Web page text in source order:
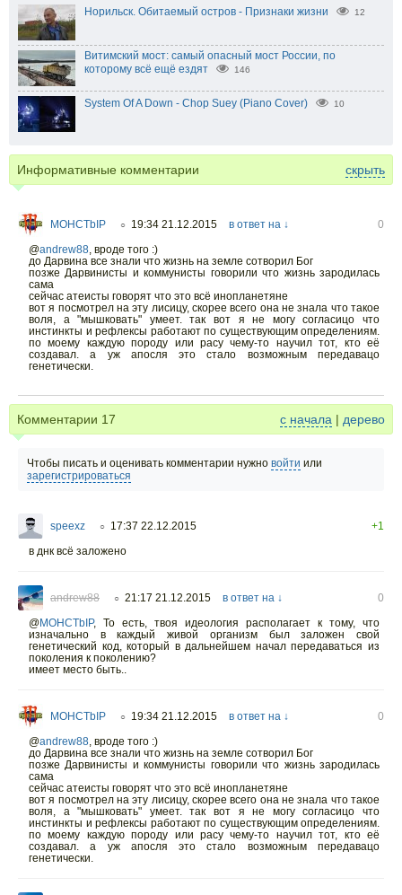
Норильск. Обитаемый остров - Признаки жизни 12
Витимский мост: самый опасный мост России, по
которому всё ещё ездят
146
System Of A Down - Chop Suey (Piano Cover) 10
Информативные комментарии скрыть
MOHCTbIP ○ 19:34 21.12.2015 в ответ на ↓
0
@andrew88 вроде того :)
до Дарвина все знали что жизнь на земле сотворил Бог
позже Дарвинисты и коммунисты говорили что жизнь зародилась
сама
сейчас атеисты говорят что это всё инопланетяне
вот я посмотрел на эту лисицу, скорее всего она не знала что такое
воля, а "мышковать" умеет. так вот я не могу согласицо что
инстинкты и рефлексы работают по существующим определениям.
по моему каждую породу или расу чему-то научил тот, кто её
создавал. а уж апосля это стало возможным передавацо
генетически.
Комментарии 17 с начала | дерево
Чтобы писать и оценивать комментарии нужно войти или
зарегистрироваться
speexz ○ 17:37 22.12.2015
+1
в днк всё заложено
andrew88 ○ 21:17 21.12.2015 в ответ на ↓
0
@MOHCTbIP, То есть, твоя идеология располагает к тому, что
изначально в каждый живой организм был заложен свой
генетический код, который в дальнейшем начал передаваться из
поколения к поколению?
имеет место быть..
MOHCTbIP ○ 19:34 21.12.2015 в ответ на ↓
0
@andrew88 вроде того :)
до Дарвина все знали что жизнь на земле сотворил Бог
позже Дарвинисты и коммунисты говорили что жизнь зародилась
сама
сейчас атеисты говорят что это всё инопланетяне
вот я посмотрел на эту лисицу, скорее всего она не знала что такое
воля, а "мышковать" умеет. так вот я не могу согласицо что
инстинкты и рефлексы работают по существующим определениям.
по моему каждую породу или расу чему-то научил тот, кто её
создавал. а уж апосля это стало возможным передавацо
генетически.